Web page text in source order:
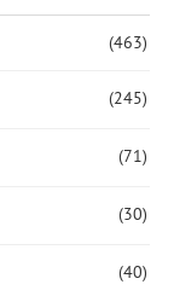
(463)
(245)
(71)
(30)
(40)